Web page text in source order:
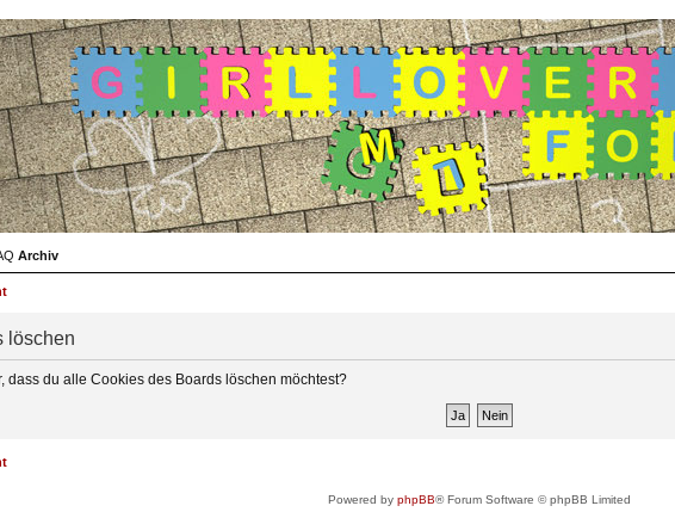
Archiv
löschen
dass du alle Cookies des Boards löschen möchtest?
Powered by phpBB® Forum Software © phpBB Limited